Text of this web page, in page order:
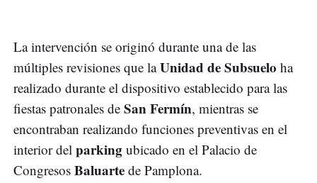
La intervención se originó durante una de las
múltiples revisiones que laUnidad de Subsuelo ha
realizado durante el dispositivo establecido para las
fiestas patronales de San Fermín, mientras se
encontraban realizando funciones preventivas en el
interior del parking ubicado en el Palacio de
Congresos Baluarte de Pamplona.